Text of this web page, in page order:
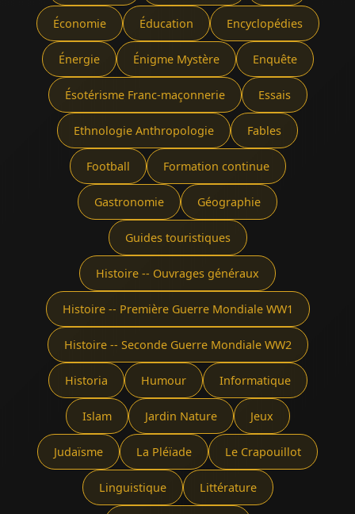
Économie Éducation Encyclopédies
Énergie Énigme Mystère Enquête
Ésotérisme Franc-maçonnerie Essais
Ethnologie Anthropologie Fables
Football Formation continue
Gastronomie Géographie
Guides touristiques
Histoire -- Ouvrages généraux
Histoire -- Première Guerre Mondiale WW1
Histoire -- Seconde Guerre Mondiale WW2
Historia Humour Informatique
Islam Jardin Nature Jeux
Judaïsme La Pléïade Le Crapouillot
Linguistique Littérature